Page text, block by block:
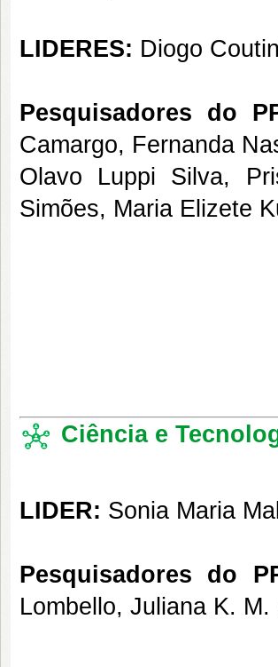
LIDERES: Diogo
Pesquisadores do
Camargo, Fernanda
Olavo Luppi Silva,
Simões, Maria Elizete
Ciência e
LIDER: Sonia Maria
Pesquisadores do
Lombello, Juliana K.